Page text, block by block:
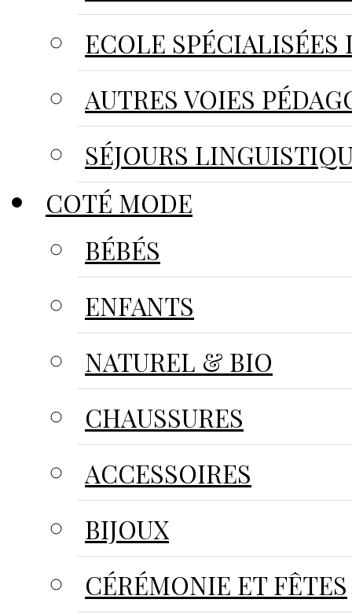
ECOLE
AUTRES VOIES
SÉJOURS
COTÉ MODE
BÉBÉS
ENFANTS
NATUREL & BIO
CHAUSSURES
ACCESSOIRES
BIJOUX
CÉRÉMONIE ET FÊTES